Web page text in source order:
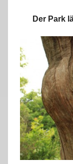
Der Park